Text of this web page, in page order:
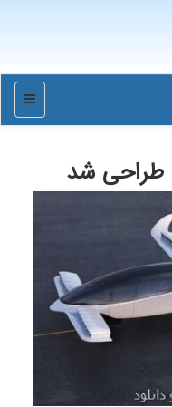
منو
طراحی شد